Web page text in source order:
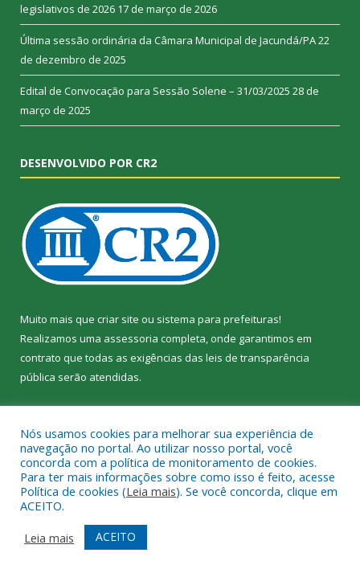
legislativos de 2026 17 de março de 2026
Última sessão ordinária da Câmara Municipal de Jacundá/PA22
de dezembro de 2025
Edital de Convocação para Sessão Solene – 31/03/2025 28 de
março de 2025
DESENVOLVIDO POR CR2
Muito mais que criar site ou sistema para prefeituras!
Realizamos uma assessoria completa, onde garantimos em
contrato que todas as exigências das leis de transparência
pública serão atendidas.
Todos os direitos reservados a Câmara Municipal de Jacundá.
Mapa do Site
Acessar Área Administrativa
Acessar Webmail
Nós usamos cookies para melhorar sua experiência de
navegação no portal. Ao utilizar nosso portal, você
concorda com a política de monitoramento de cookies.
Para ter mais informações sobre como isso é feito, acesse
Política de cookies (Leia mais). Se você concorda, clique em
ACEITO.
Leia mais
ACEITO